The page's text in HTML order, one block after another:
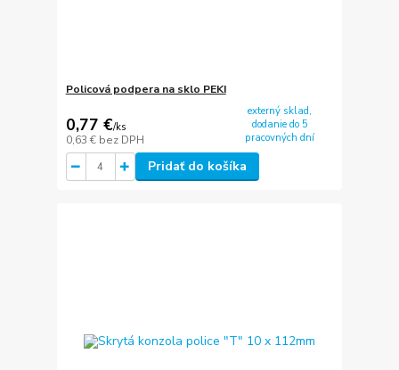
Policová podpera na sklo PEKI
0,77 €/ks
0,63 € bez DPH
externý sklad,
dodanie do 5
pracovných dní
Pridať do košíka